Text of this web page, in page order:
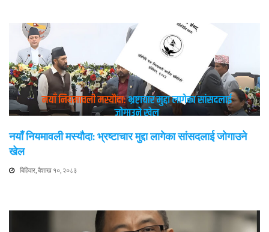
नयाँ नियमावली मस्यौदा: भ्रष्टाचार मुद्दा लागेका सांसदलाई जोगाउने
खेल
बिहिवार, बैशाख १०, २०८३